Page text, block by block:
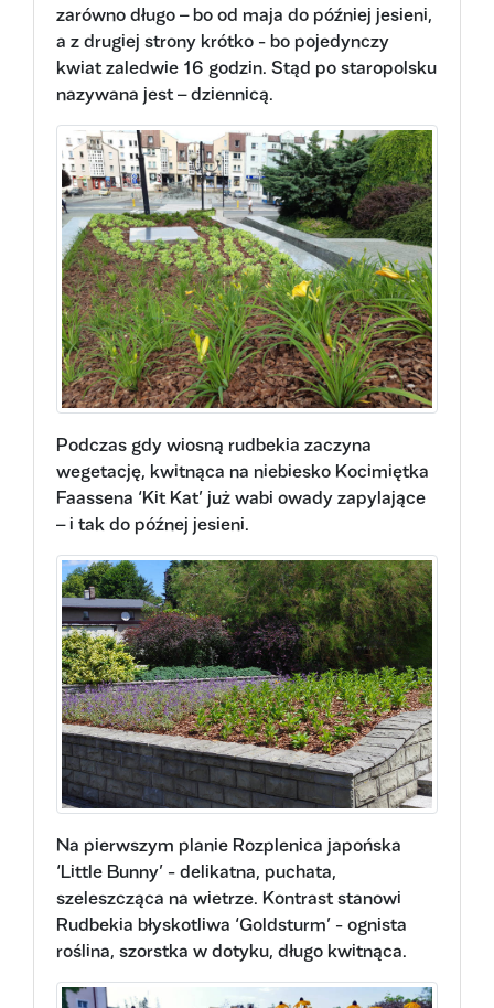
zarówno długo – bo od maja do później jesieni,
a z drugiej strony krótko - bo pojedynczy
kwiat zaledwie 16 godzin. Stąd po staropolsku
nazywana jest – dziennicą.
Podczas gdy wiosną rudbekia zaczyna
wegetację, kwitnąca na niebiesko Kocimiętka
Faassena ‘Kit Kat’ już wabi owady zapylające
– i tak do późnej jesieni.
Na pierwszym planie Rozplenica japońska
‘Little Bunny’ - delikatna, puchata,
szeleszcząca na wietrze. Kontrast stanowi
Rudbekia błyskotliwa ‘Goldsturm’ - ognista
roślina, szorstka w dotyku, długo kwitnąca.